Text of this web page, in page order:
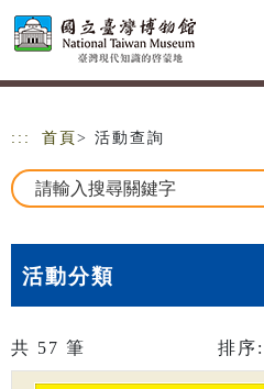
跳到主要內容
網站導覽
::: 首頁 > 活動查詢
活動分類
共 57 筆 排序: